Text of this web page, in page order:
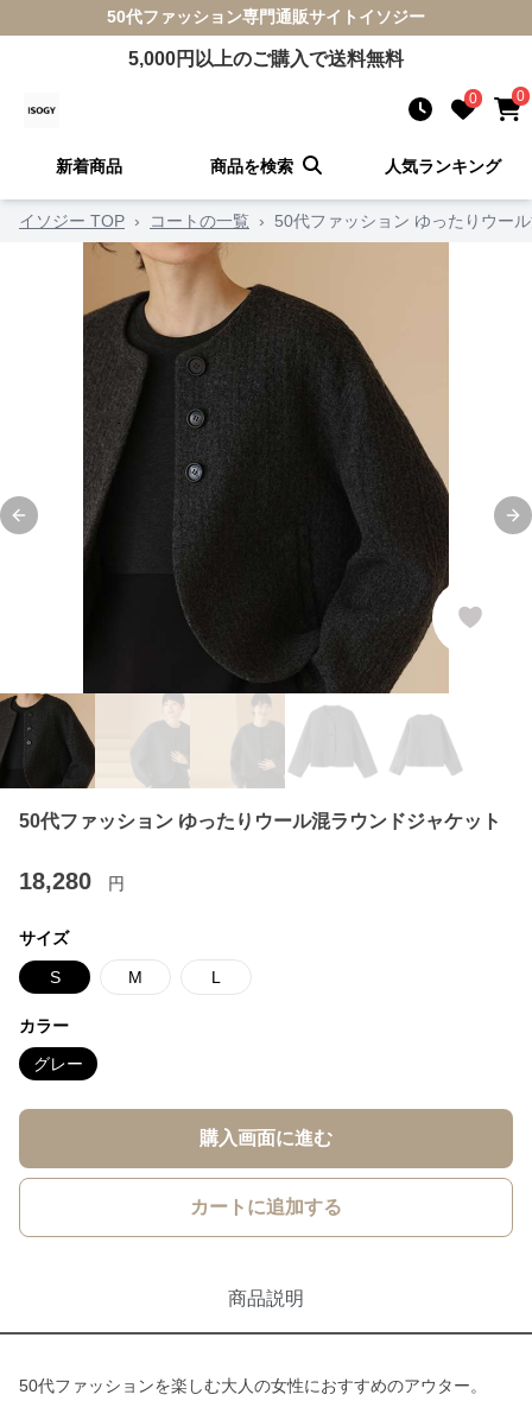
50代ファッション専門通販サイト イソジー
5,000円以上のご購入で送料無料
0 0
新着商品 商品を検索 人気ランキング
イソジー TOP › コートの一覧 › 50代ファッション ゆったりウー
Previous slide
50代ファッション ゆったりウール混ラウンドジャケット
18,280 円
サイズ
S M L
カラー
グレー
購入画面に進む
カートに追加する
商品説明
50代ファッションを楽しむ大人の女性におすすめのアウター。